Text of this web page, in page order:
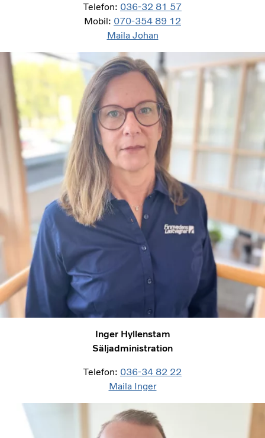
Telefon: 036-32 81 57
Mobil: 070-354 89 12
Maila Johan
Inger Hyllenstam
Säljadministration
Telefon: 036-34 82 22
Maila Inger